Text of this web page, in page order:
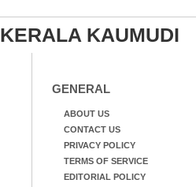
KERALA KAUMUDI
GENERAL
ABOUT US
CONTACT US
PRIVACY POLICY
TERMS OF SERVICE
EDITORIAL POLICY